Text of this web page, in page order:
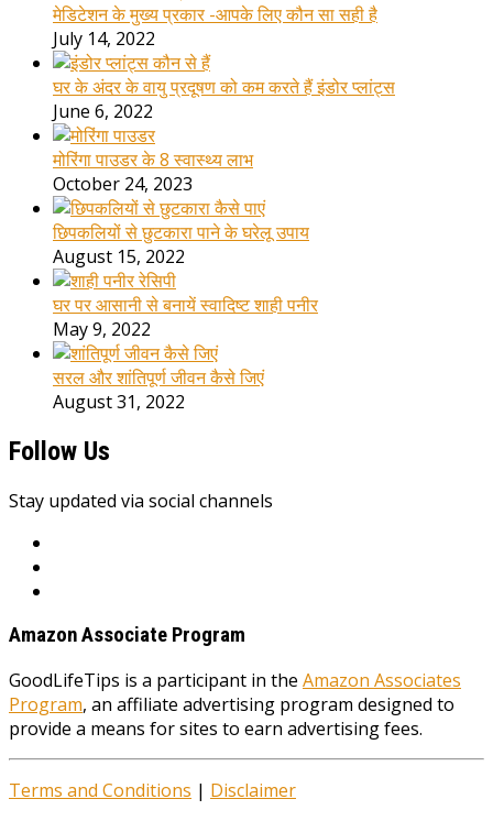
मेडिटेशन के मुख्य प्रकार -आपके लिए कौन सा सही है
July 14, 2022
घर के अंदर के वायु प्रदूषण को कम करते हैं इंडोर प्लांट्स
June 6, 2022
मोरिंगा पाउडर के 8 स्वास्थ्य लाभ
October 24, 2023
छिपकलियों से छुटकारा पाने के घरेलू उपाय
August 15, 2022
घर पर आसानी से बनायें स्वादिष्ट शाही पनीर
May 9, 2022
सरल और शांतिपूर्ण जीवन कैसे जिएं
August 31, 2022
Follow Us
Stay updated via social channels
Amazon Associate Program
GoodLifeTips is a participant in the Amazon Associates
Program, an affiliate advertising program designed to
provide a means for sites to earn advertising fees.
Terms and Conditions | Disclaimer